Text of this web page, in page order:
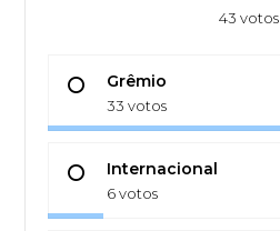
43 votos
Grêmio
33 votos
Internacional
6 votos